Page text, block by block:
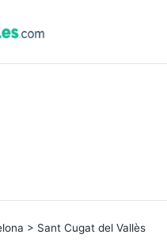
> Sant Cugat del Vallès